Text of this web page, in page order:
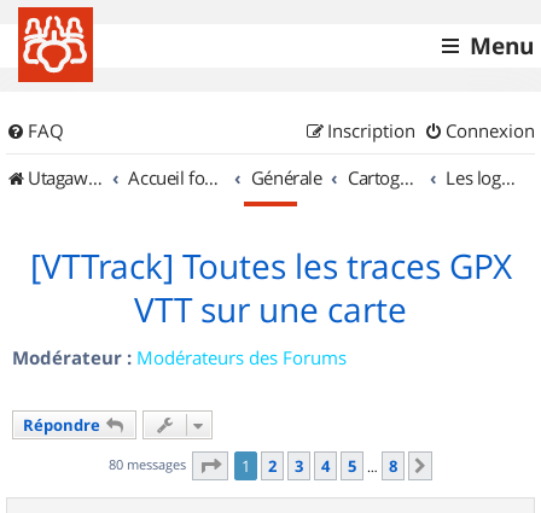
Menu
FAQ Connexion
Inscription
UtagawaVTT (Randos VTT et VTTAE avec traces GPS)
Accueil forum Générale Cartographie et GPS Les logiciels
[VTTrack] Toutes les traces GPX
VTT sur une carte
Modérateur : Modérateurs des Forums
Répondre
80 messages Page 1sur
1 2 3 4 5 … 8